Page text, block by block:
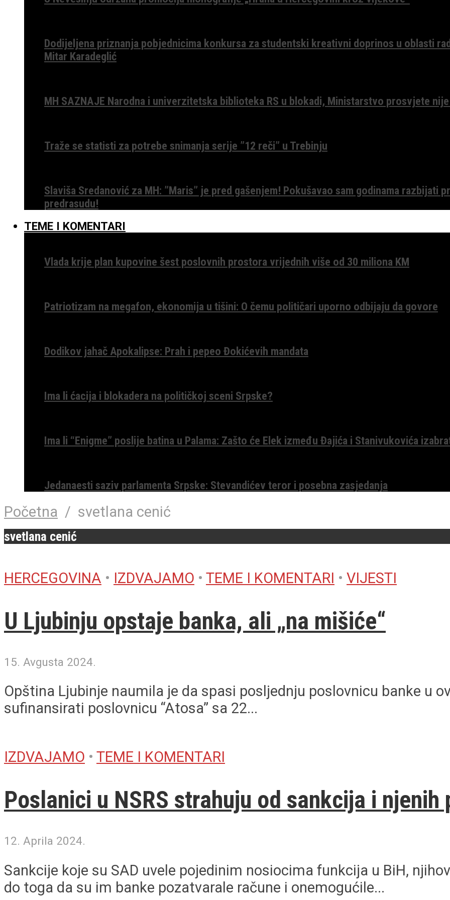
Dodijeljena priznanja pobjednicima konkursa za studentski kreativni doprinos u oblasti
Mitar Karadeglić
MH SAZNAJE Narodna i univerzitetska biblioteka RS u blokadi, Ministarstvo prosvjete nije
Traže se statisti za potrebe snimanja serije ”12 reči” u Trebinju
Slaviša Sredanović za MH: ”Maris” je pred gašenjem! Pokušavao sam godinama razbijati
predrasudu!
TEME I KOMENTARI
Vlada krije plan kupovine šest poslovnih prostora vrijednih više od 30 miliona KM
Patriotizam na megafon, ekonomija u tišini: O čemu političari uporno odbijaju da govore
Dodikov jahač Apokalipse: Prah i pepeo Đokićevih mandata
Ima li ćacija i blokadera na političkoj sceni Srpske?
Ima li “Enigme” poslije batina u Palama: Zašto će Elek između Đajića i Stanivukovića
Jedanaesti saziv parlamenta Srpske: Stevandićev teror i posebna zasjedanja
Početna / svetlana cenić
svetlana cenić
HERCEGOVINA • IZDVAJAMO • TEME I KOMENTARI • VIJESTI
U Ljubinju opstaje banka, ali „na mišiće“
15. Avgusta 2024.
Opština Ljubinje naumila je da spasi posljednju poslovnicu banke u
sufinansirati poslovnicu “Atosa” sa 22...
IZDVAJAMO • TEME I KOMENTARI
Poslanici u NSRS strahuju od sankcija i njenih
12. Aprila 2024.
Sankcije koje su SAD uvele pojedinim nosiocima funkcija u BiH,
do toga da su im banke pozatvarale račune i onemogućile...